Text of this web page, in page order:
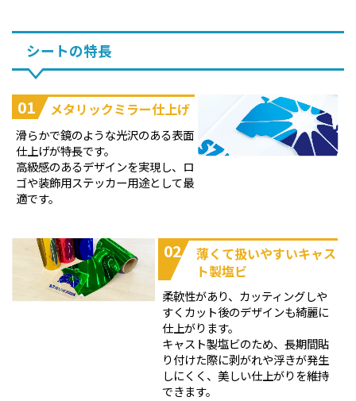
シートの特長
01 メタリックミラー仕上げ
滑らかで鏡のような光沢のある表面
仕上げが特長です。
高級感のあるデザインを実現し、ロ
ゴや装飾用ステッカー用途として最
適です。
02
薄くて扱いやすいキャス
ト製塩ビ
柔軟性があり、カッティングしや
すくカット後のデザインも綺麗に
仕上がります。
キャスト製塩ビのため、長期間貼
り付けた際に剥がれや浮きが発生
しにくく、美しい仕上がりを維持
できます。